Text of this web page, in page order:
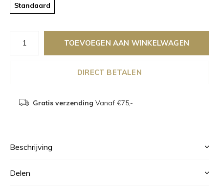
Standaard
TOEVOEGEN AAN WINKELWAGEN
DIRECT BETALEN
Gratis verzending Vanaf €75,-
Beschrijving
Delen